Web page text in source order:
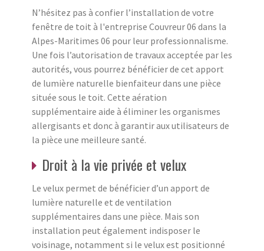
N’hésitez pas à confier l’installation de votre
fenêtre de toit à l'entreprise Couvreur 06 dans la
Alpes-Maritimes 06 pour leur professionnalisme.
Une fois l’autorisation de travaux acceptée par les
autorités, vous pourrez bénéficier de cet apport
de lumière naturelle bienfaiteur dans une pièce
située sous le toit. Cette aération
supplémentaire aide à éliminer les organismes
allergisants et donc à garantir aux utilisateurs de
la pièce une meilleure santé.
Droit à la vie privée et velux
Le velux permet de bénéficier d’un apport de
lumière naturelle et de ventilation
supplémentaires dans une pièce. Mais son
installation peut également indisposer le
voisinage, notamment si le velux est positionné